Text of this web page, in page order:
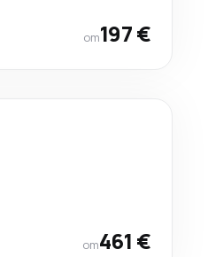
от197 €
от461 €